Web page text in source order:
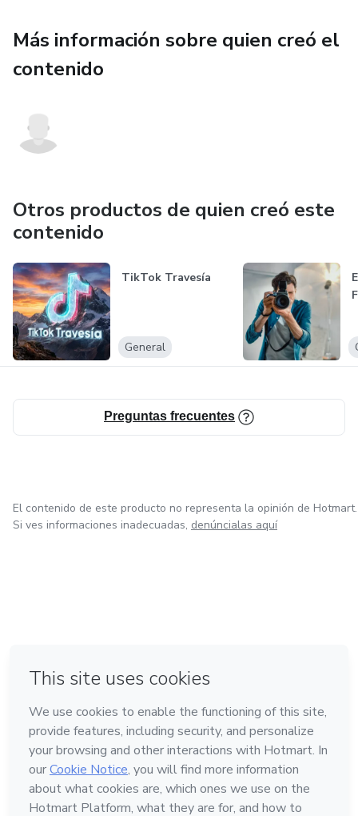
Más información sobre quien creó el
contenido
Otros productos de quien creó este
contenido
TikTok Travesía
General
Preguntas frecuentes
El contenido de este producto no representa la opinión de Hotmart.
Si ves informaciones inadecuadas, denúncialas aquí
Hecho con❤ en Ciudad de México
Conoce Hotmart
Idioma